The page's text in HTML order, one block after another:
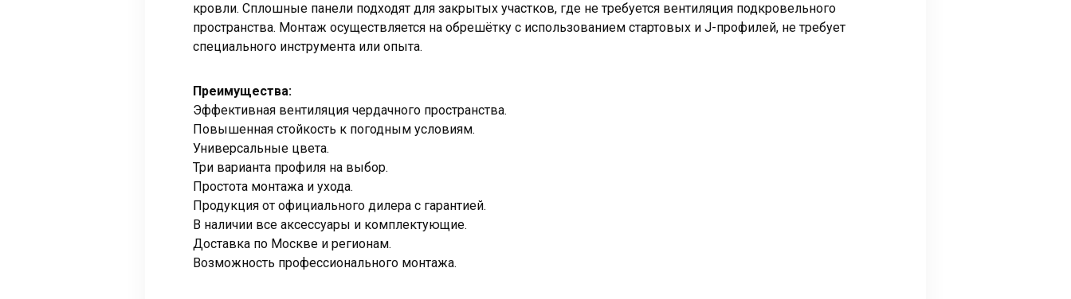
кровли. Сплошные панели подходят для закрытых участков, где не требуется вентиляция подкровельного
пространства. Монтаж осуществляется на обрешётку с использованием стартовых и J-профилей, не требует
специального инструмента или опыта.
Преимущества:
Эффективная вентиляция чердачного пространства.
Повышенная стойкость к погодным условиям.
Универсальные цвета.
Три варианта профиля на выбор.
Простота монтажа и ухода.
Продукция от официального дилера с гарантией.
В наличии все аксессуары и комплектующие.
Доставка по Москве и регионам.
Возможность профессионального монтажа.